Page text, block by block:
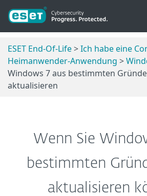
ESET End-Of-Life>Ich habe eine
Heimanwender-Anwendung >
Windows 7 aus bestimmten
aktualisieren
Wenn Sie
bestimmten
aktualisieren